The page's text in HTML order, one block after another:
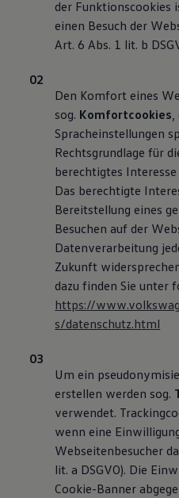
der Funktionscookies
einen Besuch der
Art. 6 Abs. 1 lit. b
Den Komfort eines
sog. Komfortcookies,
Spracheinstellungen
Rechtsgrundlage für
berechtigtes Interesse
Das berechtigte
Bereitstellung eines
Besuchen auf der
Datenverarbeitung
Zukunft
dazu finden Sie unter
https://
s/datenschutz.html
Um ein
erstellen werden sog.
verwendet.
wenn eine
Webseitenbesucher
lit. a DSGVO). Die
Cookie-Banner